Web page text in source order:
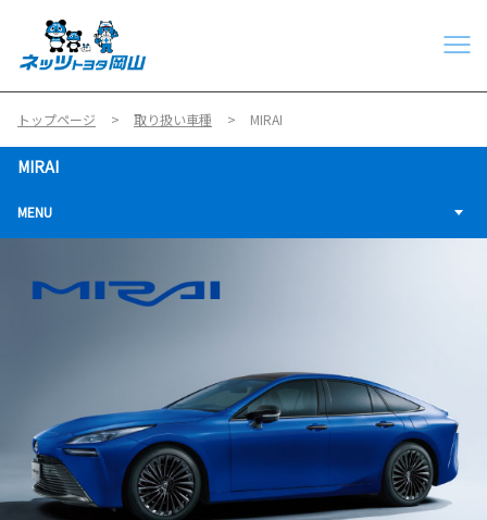
トップページ 取り扱い車種 MIRAI
MIRAI
MENU